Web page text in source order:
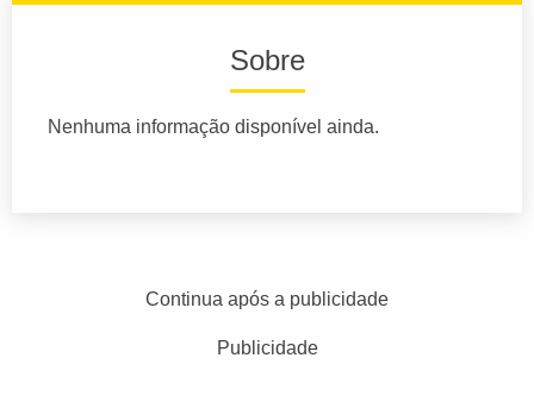
Sobre
Nenhuma informação disponível ainda.
Continua após a publicidade
Publicidade